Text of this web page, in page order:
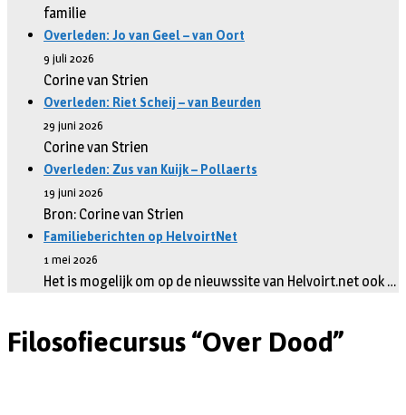
familie
Overleden: Jo van Geel – van Oort
9 juli 2026
Corine van Strien
Overleden: Riet Scheij – van Beurden
29 juni 2026
Corine van Strien
Overleden: Zus van Kuijk – Pollaerts
19 juni 2026
Bron: Corine van Strien
Familieberichten op HelvoirtNet
1 mei 2026
Het is mogelijk om op de nieuwssite van Helvoirt.net ook …
Filosofiecursus “Over Dood”